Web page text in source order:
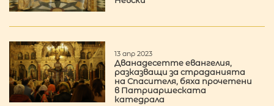
13 апр 2023
Дванадесетте евангелия,
разказващи за страданията
на Спасителя, бяха прочетени
в Патриаршеската
катедрала